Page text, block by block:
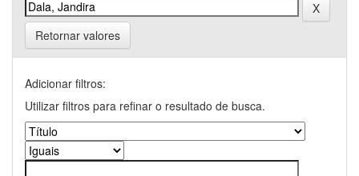
Retornar valores
Adicionar filtros:
Utilizar filtros para refinar o resultado de busca.